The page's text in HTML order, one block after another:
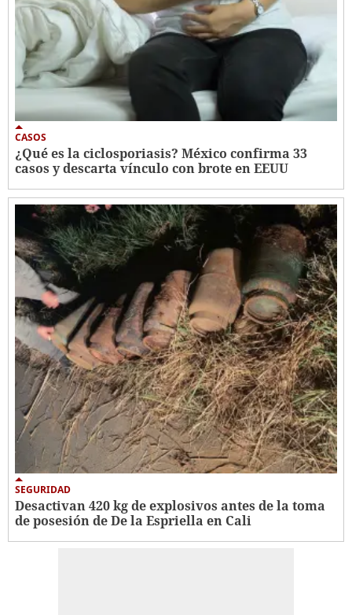
CASOS
¿Qué es la ciclosporiasis? México confirma 33
casos y descarta vínculo con brote en EEUU
SEGURIDAD
Desactivan 420 kg de explosivos antes de la toma
de posesión de De la Espriella en Cali